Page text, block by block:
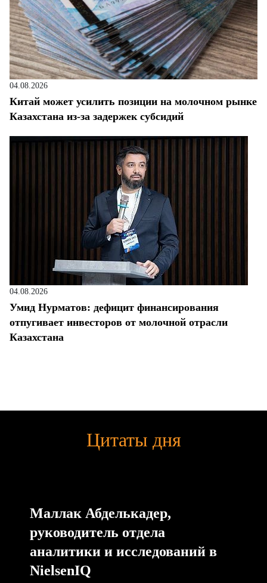
04.08.2026
Китай может усилить позиции на молочном рынке
Казахстана из-за задержек субсидий
04.08.2026
Умид Нурматов: дефицит финансирования
отпугивает инвесторов от молочной отрасли
Казахстана
Цитаты дня
Маллак Абделькадер,
руководитель отдела
аналитики и исследований в
NielsenIQ